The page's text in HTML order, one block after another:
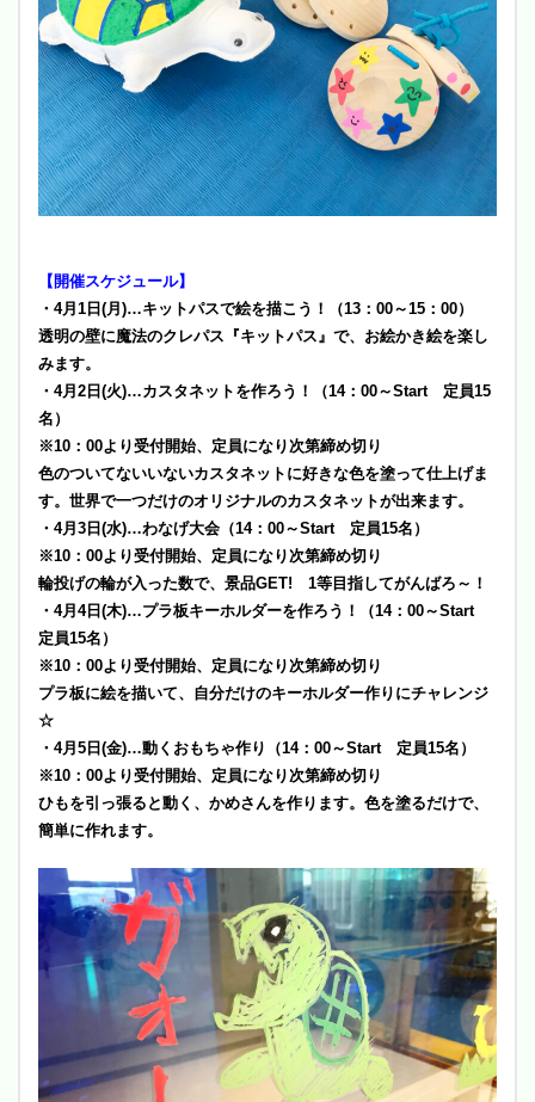
【開催スケジュール】
・4月1日(月)…キットパスで絵を描こう！（13：00～15：00）
透明の壁に魔法のクレパス『キットパス』で、お絵かき絵を楽し
みます。
・4月2日(火)…カスタネットを作ろう！（14：00～Start 定員15
名）
※10：00より受付開始、定員になり次第締め切り
色のついてないいないカスタネットに好きな色を塗って仕上げま
す。世界で一つだけのオリジナルのカスタネットが出来ます。
・4月3日(水)…わなげ大会（14：00～Start 定員15名）
※10：00より受付開始、定員になり次第締め切り
輪投げの輪が入った数で、景品GET! 1等目指してがんばろ～！
・4月4日(木)…プラ板キーホルダーを作ろう！（14：00～Start
定員15名）
※10：00より受付開始、定員になり次第締め切り
プラ板に絵を描いて、自分だけのキーホルダー作りにチャレンジ
☆
・4月5日(金)…動くおもちゃ作り（14：00～Start 定員15名）
※10：00より受付開始、定員になり次第締め切り
ひもを引っ張ると動く、 かめさんを作ります。色を塗るだけで、
簡単に作れます。